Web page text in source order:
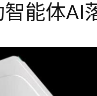
能体AI